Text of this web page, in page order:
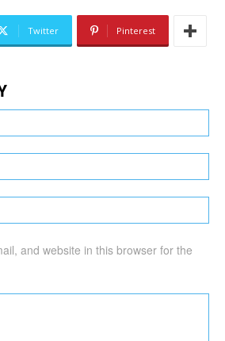
Twitter Pinterest
and website in this browser for the